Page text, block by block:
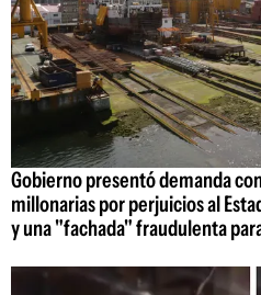
Gobierno presentó demanda
millonarias por perjuicios al
y una "fachada" fraudulenta